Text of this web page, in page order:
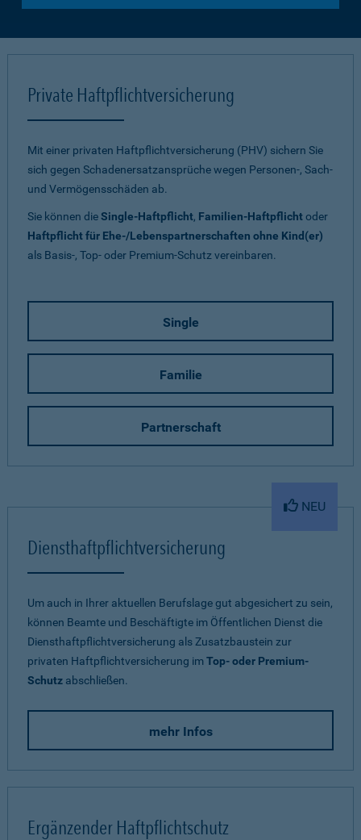
Private Haftpflichtversicherung
Mit einer privaten Haftpflichtversicherung (PHV) sichern Sie
sich gegen Schadenersatzansprüche wegen Personen-, Sach-
und Vermögensschäden ab.
Sie können dieSingle-Haftpflicht, Familien-Haftpflichtoder
Haftpflicht für Ehe-/Lebenspartnerschaften ohne Kind(er)
als Basis-, Top- oder Premium-Schutz vereinbaren.
Single
Familie
Partnerschaft
NEU
Diensthaftpflichtversicherung
Um auch in Ihrer aktuellen Berufslage gut abgesichert zu sein,
können Beamte und Beschäftigte im Öffentlichen Dienst die
Diensthaftpflichtversicherung als Zusatzbaustein zur
privaten Haftpflichtversicherung imTop- oder Premium-
Schutz abschließen.
mehr Infos
Ergänzender Haftpflichtschutz